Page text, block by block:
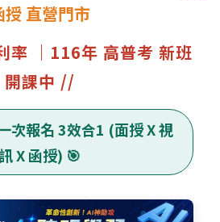
授 直營門市
率 ｜116年 高普考 新班
開課中 //
次報名 3效合1 (面授 X 視
訊 X 函授) 🎯